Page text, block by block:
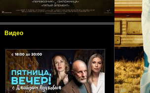
Видео